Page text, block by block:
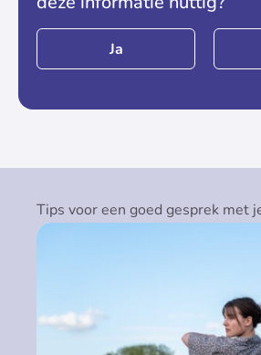
Ja
Tips voor een goed gesprek met